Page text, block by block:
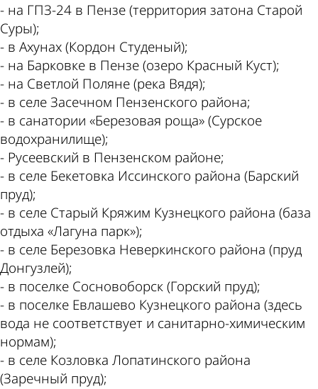
- на ГПЗ-24 в Пензе (территория затона Старой
Суры);
- в Ахунах (Кордон Студеный);
- на Барковке в Пензе (озеро Красный Куст);
- на Светлой Поляне (река Вядя);
- в селе Засечном Пензенского района;
- в санатории «Березовая роща» (Сурское
водохранилище);
- Русеевский в Пензенском районе;
- в селе Бекетовка Иссинского района (Барский
пруд);
- в селе Старый Кряжим Кузнецкого района (база
отдыха «Лагуна парк»);
- в селе Березовка Неверкинского района (пруд
Донгузлей);
- в поселке Сосновоборск (Горский пруд);
- в поселке Евлашево Кузнецкого района (здесь
вода не соответствует и санитарно-химическим
нормам);
- в селе Козловка Лопатинского района
(Заречный пруд);